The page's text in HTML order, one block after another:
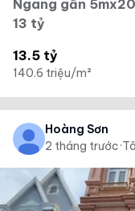
Ngang gần
13 tỷ
13.5 tỷ
140.6 triệu/m²
Hoàng Sơn
2 tháng trước·